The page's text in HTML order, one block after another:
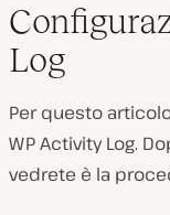
Log
Per questo
WP Activity Log.
vedrete è la